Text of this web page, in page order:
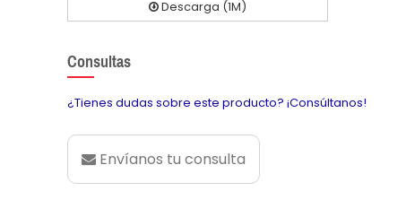
Descarga (1M)
Consultas
¿Tienes dudas sobre este producto? ¡Consúltanos!
Envíanos tu consulta